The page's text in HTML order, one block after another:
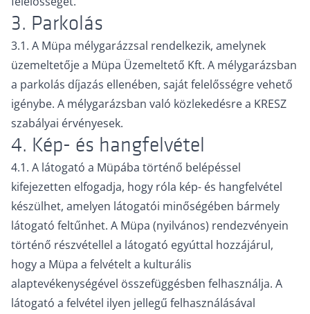
3. Parkolás
3.1. A Müpa mélygarázzsal rendelkezik, amelynek
üzemeltetője a Müpa Üzemeltető Kft. A mélygarázsban
a parkolás díjazás ellenében, saját felelősségre vehető
igénybe. A mélygarázsban való közlekedésre a KRESZ
szabályai érvényesek.
4. Kép- és hangfelvétel
4.1. A látogató a Müpába történő belépéssel
kifejezetten elfogadja, hogy róla kép- és hangfelvétel
készülhet, amelyen látogatói minőségében bármely
látogató feltűnhet. A Müpa (nyilvános) rendezvényein
történő részvétellel a látogató egyúttal hozzájárul,
hogy a Müpa a felvételt a kulturális
alaptevékenységével összefüggésben felhasználja. A
látogató a felvétel ilyen jellegű felhasználásával